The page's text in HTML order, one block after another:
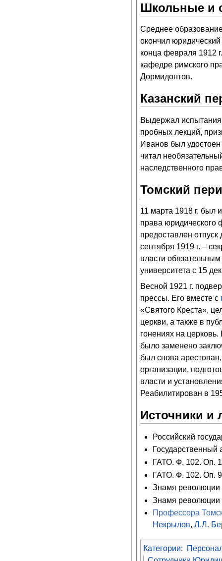
Школьные и
Среднее
окончил юридический
конца февраля 1912
кафедре римского
Дормидонтов.
Казанский
Выдержал испытания
пробных лекций,
Иванов был
читал
наследственного
Томский
11 марта 1918 г. был
права юридического
предоставлен
сентября 1919 г. –
власти
университета с 15
Весной 1921 г.
прессы. Его вместе с
«Святого Креста»,
церкви, а также в
гонениях на
было заменено
был снова
организации,
власти и
Реабилитирован в
Источники и
Российский
ГАТО. Ф. 102. Оп.
ГАТО. Ф. 102. Оп.
Знамя революции
Знамя революции
Профессора
Некрылов,Л.Л.
Категории: